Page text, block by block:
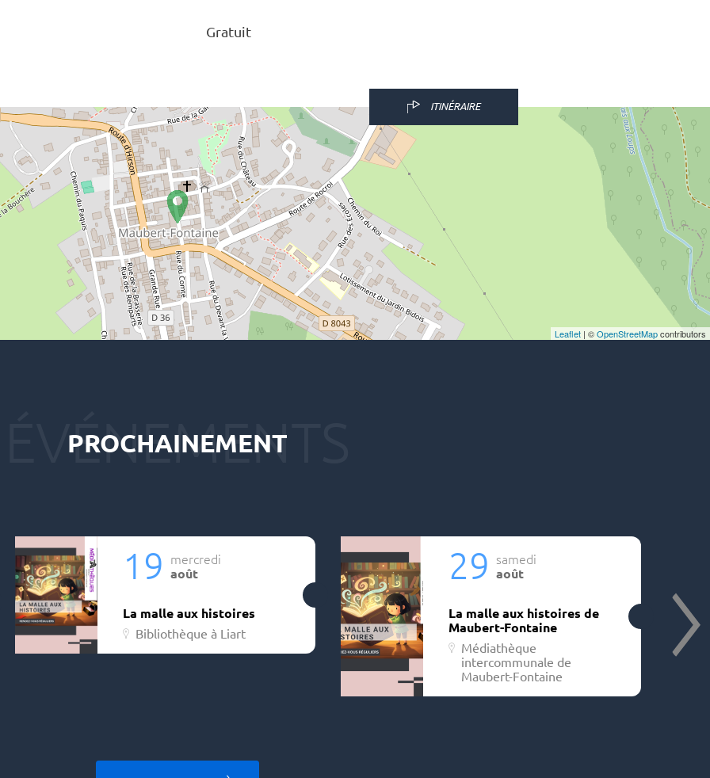
Gratuit
ITINÉRAIRE
Leaflet | ©OpenStreetMapcontributors
PROCHAINEMENT
La malle aux histoires
Bibliothèque à Liart
mercredi
19 août
La malle aux histoires de
Maubert-Fontaine
Médiathèque
intercommunale de
Maubert-Fontaine
samedi
29 août